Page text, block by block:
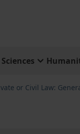
or Civil Law: